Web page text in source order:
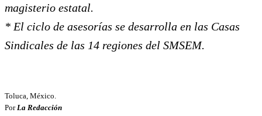
magisterio estatal.
* El ciclo de asesorías se desarrolla en las Casas
Sindicales de las 14 regiones del SMSEM.
Toluca, México.
Por La Redacción